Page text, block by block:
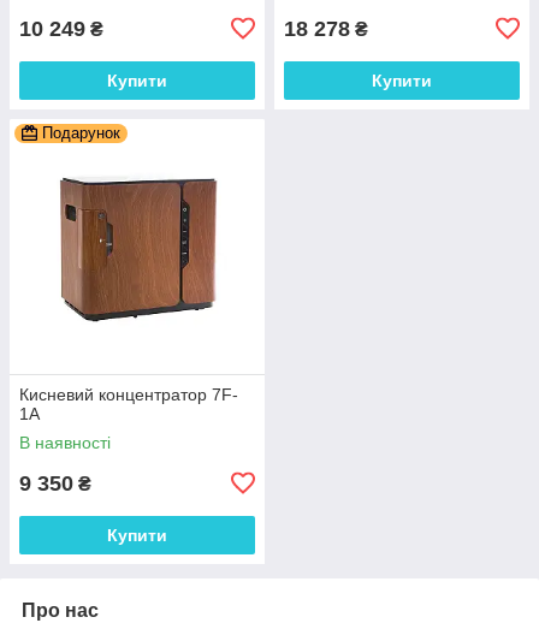
10 249 ₴
Купити
18 278 ₴
Купити
Подарунок
Кисневий концентратор 7F-
1А
В наявності
9 350 ₴
Купити
Про нас